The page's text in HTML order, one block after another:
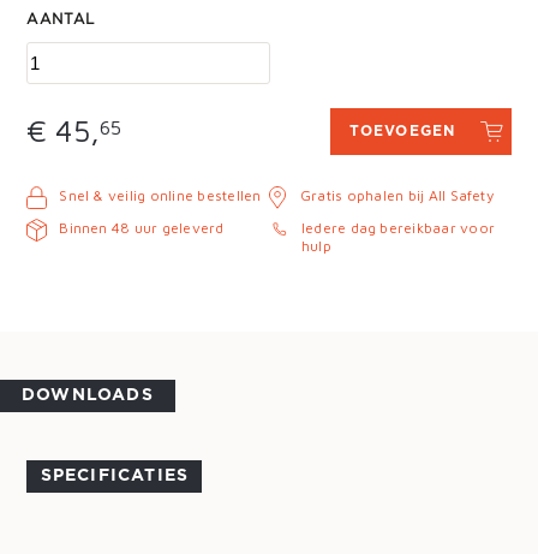
AANTAL
€ 45,65 TOEVOEGEN
Snel & veilig online bestellen
Binnen 48 uur geleverd
Gratis ophalen bij All Safety
Iedere dag bereikbaar voor
hulp
DOWNLOADS
SPECIFICATIES